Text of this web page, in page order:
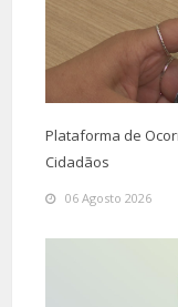
Plataforma de
Cidadãos
06 Agosto 2026